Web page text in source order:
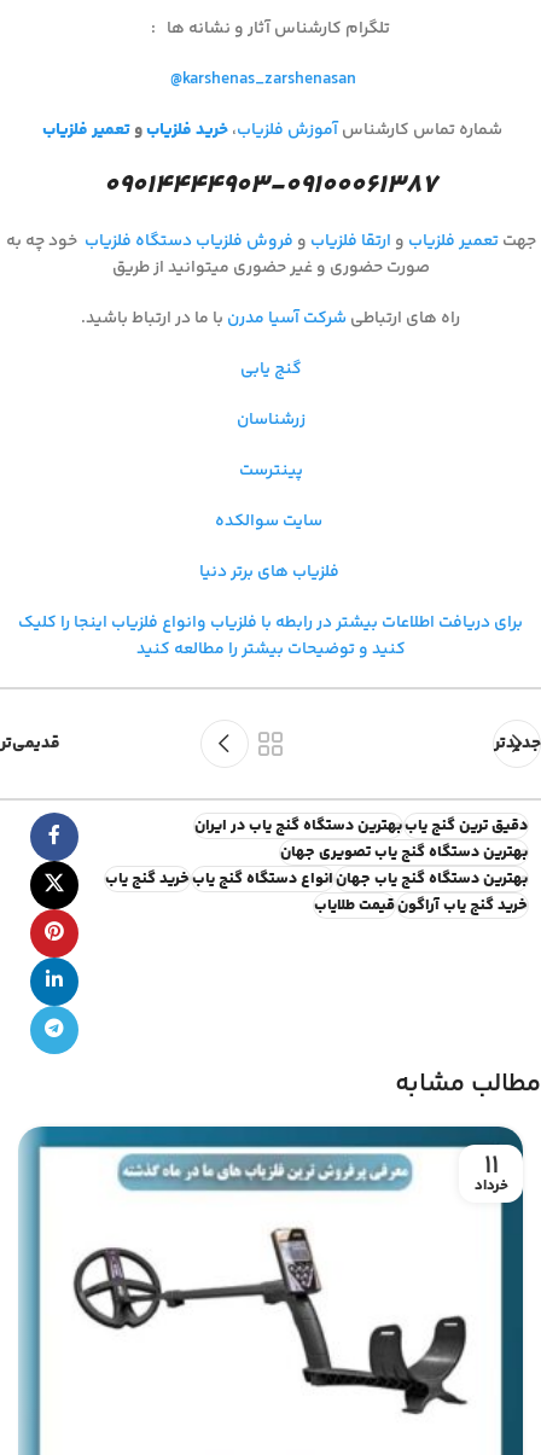
تلگرام کارشناس آثار و نشانه ها :
@karshenas_zarshenasan
شماره تماس کارشناسآموزش فلزیاب،خرید فلزیابوتعمیر فلزیاب
۰۹۰۱۴۴۴۴۹۰۳-۰۹۱۰۰۰۶۱۳۸۷
جهتتعمیر فلزیاب و ارتقا فلزیاب و فروش فلزیاب دستگاه فلزیاب خود چه به
صورت حضوری و غیر حضوری میتوانید از طریق
راه های ارتباطی شرکت آسیا مدرن با ما در ارتباط باشید.
گنج یابی
زرشناسان
پینترست
سایت سوالکده
فلزیاب های برتر دنیا
برای دریافت اطلاعات بیشتر در رابطه با فلزیاب وانواع فلزیاب اینجا را کلیک
کنید و توضیحات بیشتر را مطالعه کنید
جدیدتر قدیمی‌تر
دقیق ترین گنج یاببهترین دستگاه گنج یاب در ایران
بهترین دستگاه گنج یاب تصویری جهان
بهترين دستگاه گنج ياب جهانانواع دستگاه گنج یابخرید گنج یاب
خرید گنج یاب آراگونقیمت طلایاب
مطالب مشابه
11
خرداد